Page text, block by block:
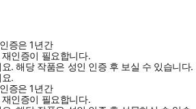
증은 1년간
인증이 필요합니다.
요.해당 작품은 성인 인증 후 보실 수 있습니다.
.
증은 1년간
인증이 필요합니다.